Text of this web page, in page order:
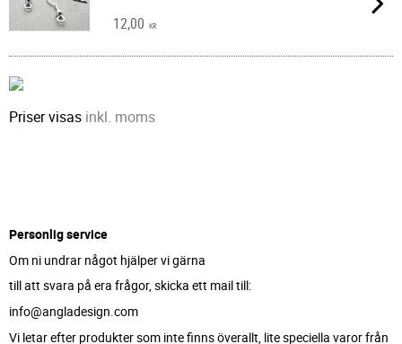
12,00 KR
Priser visas inkl. moms
Personlig service
Om ni undrar något hjälper vi gärna
till att svara på era frågor, skicka ett mail till:
info@angladesign.com
Vi letar efter produkter som inte finns överallt, lite speciella varor från